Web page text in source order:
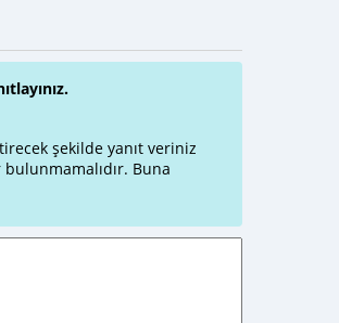
şekilde yanıt veriniz
Buna